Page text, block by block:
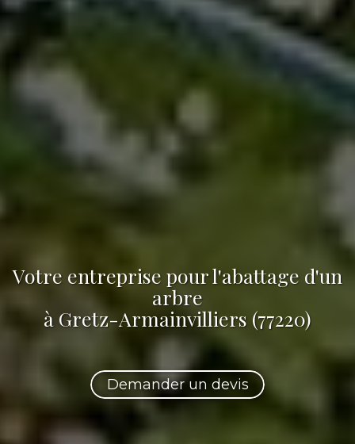
Votre entreprise pour l'abattage d'un
arbre
à Gretz-Armainvilliers (77220)
Demander un devis